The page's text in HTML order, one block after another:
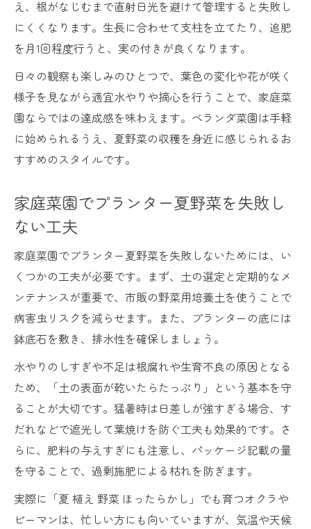
え、根がなじむまで直射日光を避けて管理すると失敗し
にくくなります。生長に合わせて支柱を立てたり、追肥
を月1回程度行うと、実の付きが良くなります。
日々の観察も楽しみのひとつで、葉色の変化や花が咲く
様子を見ながら適宜水やりや摘心を行うことで、家庭菜
園ならではの達成感を味わえます。ベランダ菜園は手軽
に始められるうえ、夏野菜の収穫を身近に感じられるお
すすめのスタイルです。
家庭菜園でプランター夏野菜を失敗し
ない工夫
家庭菜園でプランター夏野菜を失敗しないためには、い
くつかの工夫が必要です。まず、土の選定と定期的なメ
ンテナンスが重要で、市販の野菜用培養土を使うことで
病害虫リスクを減らせます。また、プランターの底には
鉢底石を敷き、排水性を確保しましょう。
水やりのしすぎや不足は根腐れや生育不良の原因となる
ため、「土の表面が乾いたらたっぷり」という基本を守
ることが大切です。猛暑時は日差しが強すぎる場合、す
だれなどで遮光して葉焼けを防ぐ工夫も効果的です。さ
らに、肥料の与えすぎにも注意し、パッケージ記載の量
を守ることで、過剰施肥による枯れを防ぎます。
実際に「夏 植え 野菜 ほったらかし」でも育つオクラや
ピーマンは、忙しい方にも向いていますが、気温や天候